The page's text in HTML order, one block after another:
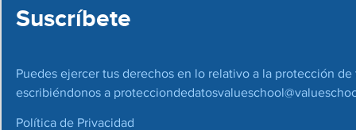
Suscríbete
Puedes ejercer tus derechos en lo relativo a la protección de
escribiéndonos a
Política de Privacidad